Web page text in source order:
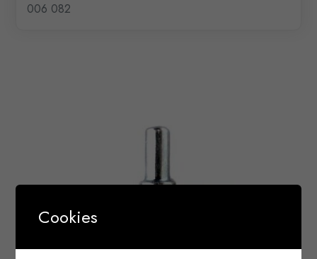
006 082
Cookies